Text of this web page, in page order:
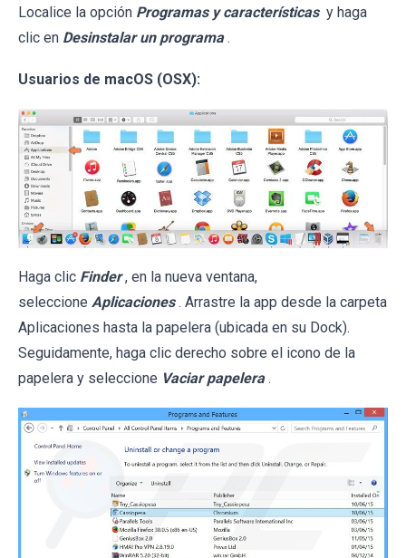
Localice la opción Programas y características y haga
clic en Desinstalar un programa .
Usuarios de macOS (OSX):
Haga clic Finder , en la nueva ventana,
seleccione Aplicaciones . Arrastre la app desde la carpeta
Aplicaciones hasta la papelera (ubicada en su Dock).
Seguidamente, haga clic derecho sobre el icono de la
papelera y seleccione Vaciar papelera .